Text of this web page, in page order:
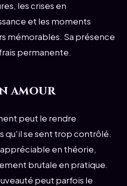
les crises en
et les moments
mémorables. Sa présence
permanente.
amour
peut le rendre
qu'il se sent trop contrôlé.
en théorie,
brutale en pratique.
peut parfois le